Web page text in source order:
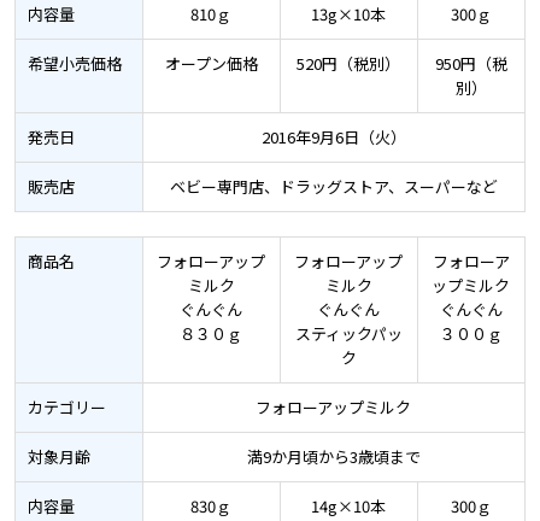
内容量 810ｇ 13g×10本 300ｇ
希望小売価格 オープン価格 520円（税別）
950円（税
別）
発売日 2016年9月6日（火）
販売店 ベビー専門店、ドラッグストア、スーパーなど
商品名
フォローアップ
ミルク
ぐんぐん
８３０ｇ
フォローアップ
ミルク
ぐんぐん
スティックパッ
ク
フォローア
ップミルク
ぐんぐん
３００ｇ
カテゴリー フォローアップミルク
対象月齢 満9か月頃から3歳頃まで
内容量 830ｇ 14g×10本 300ｇ